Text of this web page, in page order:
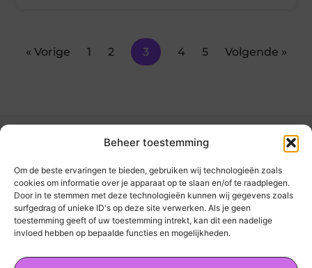
Beheer toestemming
Om de beste ervaringen te bieden, gebruiken wij technologieën zoals
cookies om informatie over je apparaat op te slaan en/of te raadplegen.
Door in te stemmen met deze technologieën kunnen wij gegevens zoals
surfgedrag of unieke ID's op deze site verwerken. Als je geen
toestemming geeft of uw toestemming intrekt, kan dit een nadelige
invloed hebben op bepaalde functies en mogelijkheden.
« Vorige 1 2 3 4 5 Volgende »
kickinsite.nl – Echt, eerlijk, alles wat telt.
Een verzameling van blogs en artikelen die
een breed scala aan onderwerpen uit het